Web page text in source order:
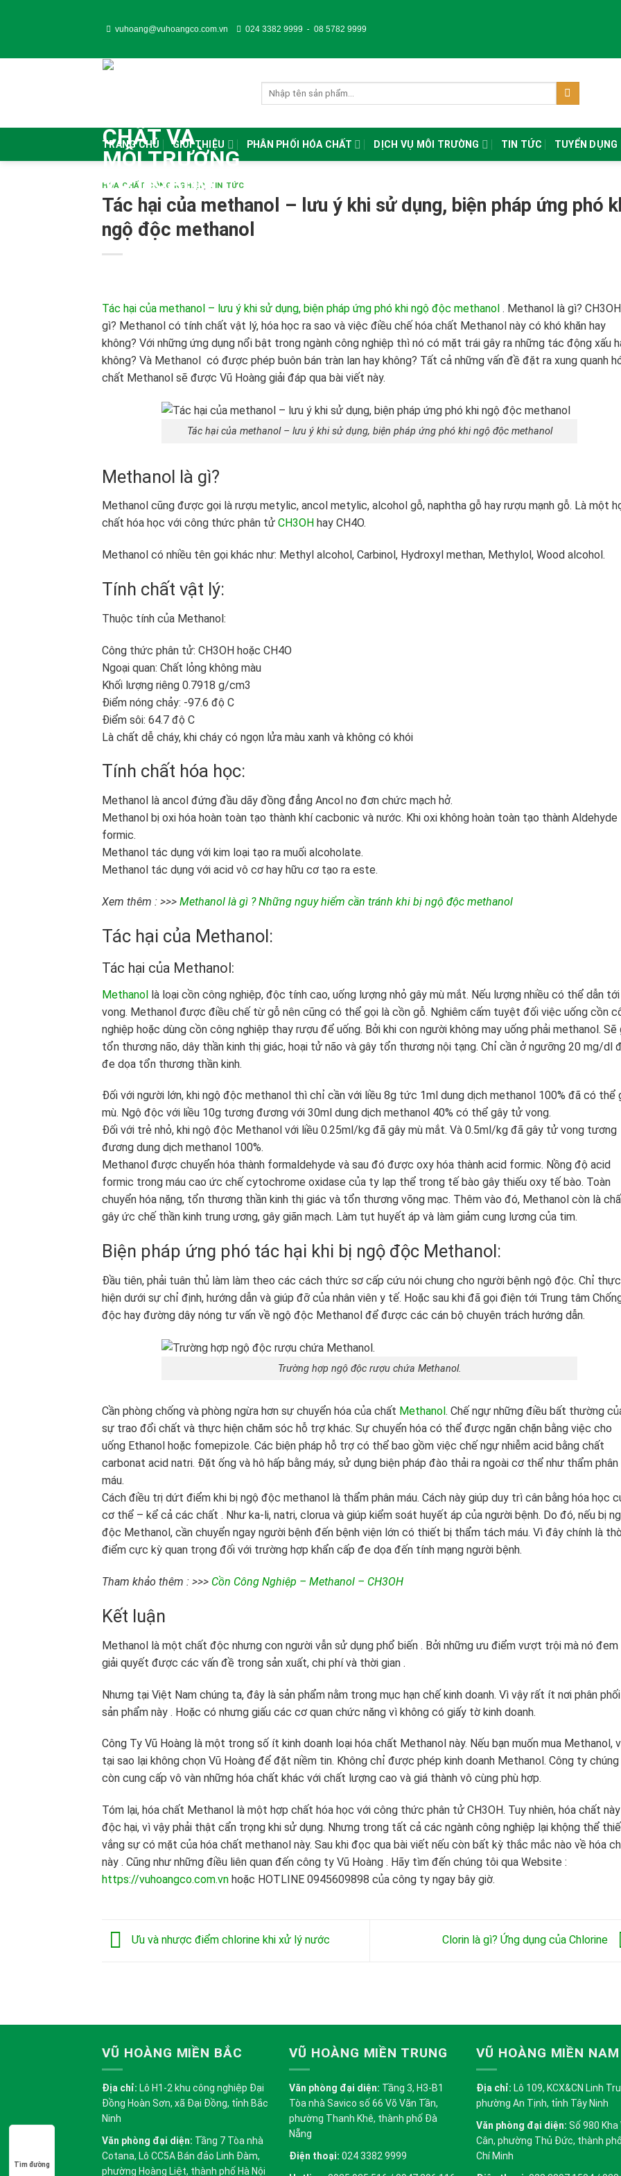
vuhoang@vuhoangco.com.vn 024 3382 9999 - 08 5782 9999
TRANG CHỦ GIỚI THIỆU PHÂN PHỐI HÓA CHẤT DỊCH VỤ MÔI TRƯỜNG TIN TỨC TUYỂN DỤNG
HÓA CHẤT CÔNG NGHIỆP, TIN TỨC
Tác hại của methanol – lưu ý khi sử dụng, biện pháp ứng phó
ngộ độc methanol
Tác hại của methanol – lưu ý khi sử dụng, biện pháp ứng phó khi ngộ độc methanol . Methanol là gì?
gì? Methanol có tính chất vật lý, hóa học ra sao và việc điều chế hóa chất Methanol này có khó khăn hay
không? Với những ứng dụng nổi bật trong ngành công nghiệp thì nó có mặt trái gây ra những tác động xấu
không? Và Methanol có được phép buôn bán tràn lan hay không? Tất cả những vấn đề đặt ra xung quanh
chất Methanol sẽ được Vũ Hoàng giải đáp qua bài viết này.
Tác hại của methanol – lưu ý khi sử dụng, biện pháp ứng phó khi ngộ độc methanol
Methanol là gì?
Methanol cũng được gọi là rượu metylic, ancol metylic, alcohol gỗ, naphtha gỗ hay rượu mạnh gỗ. Là một
chất hóa học với công thức phân tử CH3OH hay CH4O.
Methanol có nhiều tên gọi khác như: Methyl alcohol, Carbinol, Hydroxyl methan, Methylol, Wood alcohol.
Tính chất vật lý:
Thuộc tính của Methanol:
Công thức phân tử: CH3OH hoặc CH4O
Ngoại quan: Chất lỏng không màu
Khối lượng riêng 0.7918 g/cm3
Điểm nóng chảy: -97.6 độ C
Điểm sôi: 64.7 độ C
Là chất dễ cháy, khi cháy có ngọn lửa màu xanh và không có khói
Tính chất hóa học:
Methanol là ancol đứng đầu dãy đồng đẳng Ancol no đơn chức mạch hở.
Methanol bị oxi hóa hoàn toàn tạo thành khí cacbonic và nước. Khi oxi không hoàn toàn tạo thành Aldehyde
formic.
Methanol tác dụng với kim loại tạo ra muối alcoholate.
Methanol tác dụng với acid vô cơ hay hữu cơ tạo ra este.
Xem thêm : >>> Methanol là gì ? Những nguy hiểm cần tránh khi bị ngộ độc methanol
Tác hại của Methanol:
Tác hại của Methanol:
Methanol là loại cồn công nghiệp, độc tính cao, uống lượng nhỏ gây mù mắt. Nếu lượng nhiều có thể dẫn
vong. Methanol được điều chế từ gỗ nên cũng có thể gọi là cồn gỗ. Nghiêm cấm tuyệt đối việc uống cồn
nghiệp hoặc dùng cồn công nghiệp thay rượu để uống. Bởi khi con người không may uống phải methanol. Sẽ
tổn thương não, dây thần kinh thị giác, hoại tử não và gây tổn thương nội tạng. Chỉ cần ở ngưỡng 20 mg/dl
đe dọa tổn thương thần kinh.
Đối với người lớn, khi ngộ độc methanol thì chỉ cần với liều 8g tức 1ml dung dịch methanol 100% đã có thể
mù. Ngộ độc với liều 10g tương đương với 30ml dung dịch methanol 40% có thể gây tử vong.
Đối với trẻ nhỏ, khi ngộ độc Methanol với liều 0.25ml/kg đã gây mù mắt. Và 0.5ml/kg đã gây tử vong tương
đương dung dịch methanol 100%.
Methanol được chuyển hóa thành formaldehyde và sau đó được oxy hóa thành acid formic. Nồng độ acid
formic trong máu cao ức chế cytochrome oxidase của ty lạp thể trong tế bào gây thiếu oxy tế bào. Toàn
chuyển hóa nặng, tổn thương thần kinh thị giác và tổn thương võng mạc. Thêm vào đó, Methanol còn là
gây ức chế thần kinh trung ương, gây giãn mạch. Làm tụt huyết áp và làm giảm cung lương của tim.
Biện pháp ứng phó tác hại khi bị ngộ độc Methanol:
Đầu tiên, phải tuân thủ làm làm theo các cách thức sơ cấp cứu nói chung cho người bệnh ngộ độc. Chỉ thực
hiện dưới sự chỉ định, hướng dẫn và giúp đỡ của nhân viên y tế. Hoặc sau khi đã gọi điện tới Trung tâm
độc hay đường dây nóng tư vấn về ngộ độc Methanol để được các cán bộ chuyên trách hướng dẫn.
Trường hợp ngộ độc rượu chứa Methanol.
Cần phòng chống và phòng ngừa hơn sự chuyển hóa của chất Methanol . Chế ngự những điều bất thường
sự trao đổi chất và thực hiện chăm sóc hỗ trợ khác. Sự chuyển hóa có thể được ngăn chặn bằng việc cho
uống Ethanol hoặc fomepizole. Các biện pháp hỗ trợ có thể bao gồm việc chế ngự nhiễm acid bằng chất
carbonat acid natri. Đặt ống và hô hấp bằng máy, sử dụng biện pháp đào thải ra ngoài cơ thể như thẩm phân
máu.
Cách điều trị dứt điểm khi bị ngộ độc methanol là thẩm phân máu. Cách này giúp duy trì cân bằng hóa học
cơ thể – kể cả các chất . Như ka-li, natri, clorua và giúp kiểm soát huyết áp của người bệnh. Do đó, nếu bị
độc Methanol, cần chuyển ngay người bệnh đến bệnh viện lớn có thiết bị thẩm tách máu. Vì đây chính là
điểm cực kỳ quan trọng đối với trường hợp khẩn cấp đe dọa đến tính mạng người bệnh.
Tham khảo thêm : >>> Cồn Công Nghiệp – Methanol – CH3OH
Kết luận
Methanol là một chất độc nhưng con người vẫn sử dụng phổ biến . Bởi những ưu điểm vượt trội mà nó đem
giải quyết được các vấn đề trong sản xuất, chi phí và thời gian .
Nhưng tại Việt Nam chúng ta, đây là sản phẩm nằm trong mục hạn chế kinh doanh. Vì vậy rất ít nơi phân phối
sản phẩm này . Hoặc có nhưng giấu các cơ quan chức năng vì không có giấy tờ kinh doanh.
Công Ty Vũ Hoàng là một trong số ít kinh doanh loại hóa chất Methanol này. Nếu bạn muốn mua Methanol,
tại sao lại không chọn Vũ Hoàng để đặt niềm tin. Không chỉ được phép kinh doanh Methanol. Công ty
còn cung cấp vô vàn những hóa chất khác với chất lượng cao và giá thành vô cùng phù hợp.
Tóm lại, hóa chất Methanol là một hợp chất hóa học với công thức phân tử CH3OH. Tuy nhiên, hóa chất
độc hại, vì vậy phải thật cẩn trọng khi sử dụng. Nhưng trong tất cả các ngành công nghiệp lại khộng thể
vắng sự có mặt của hóa chất methanol này. Sau khi đọc qua bài viết nếu còn bất kỳ thắc mắc nào về hóa
này . Cũng như những điều liên quan đến công ty Vũ Hoàng . Hãy tìm đến chúng tôi qua Website :
https://vuhoangco.com.vn hoặc HOTLINE 0945609898 của công ty ngay bây giờ.
Ưu và nhược điểm chlorine khi xử lý nước Clorin là gì? Ứng dụng của Chlorine
VŨ HOÀNG MIỀN BẮC
Địa chỉ: Lô H1-2 khu công nghiệp Đại
Đồng Hoàn Sơn, xã Đại Đồng, tỉnh Bắc
Ninh
Văn phòng đại diện: Tầng 7 Tòa nhà
Cotana, Lô CC5A Bán đảo Linh Đàm,
phường Hoàng Liệt, thành phố Hà Nội
VŨ HOÀNG MIỀN TRUNG
Văn phòng đại diện: Tầng 3, H3-B1
Tòa nhà Savico số 66 Võ Văn Tần,
phường Thanh Khê, thành phố Đà
Nẵng
Điện thoại: 024 3382 9999
VŨ HOÀNG MIỀN NAM
Địa chỉ: Lô 109, KCX&CN Linh
phường An Tịnh, tỉnh Tây Ninh
Văn phòng đại diện: Số 980 Kha
Cân, phường Thủ Đức, thành
Chí Minh
Tìm đường